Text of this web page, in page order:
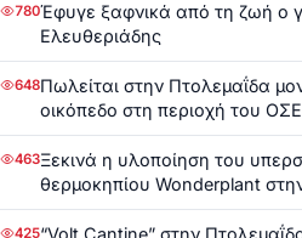
780Έφυγε ξαφνικά από τη ζωή ο
Ελευθεριάδης
648Πωλείται στην Πτολεμαΐδα
οικόπεδο στη περιοχή του ΟΣΕ
463Ξεκινά η υλοποίηση του
θερμοκηπίου Wonderplant
425